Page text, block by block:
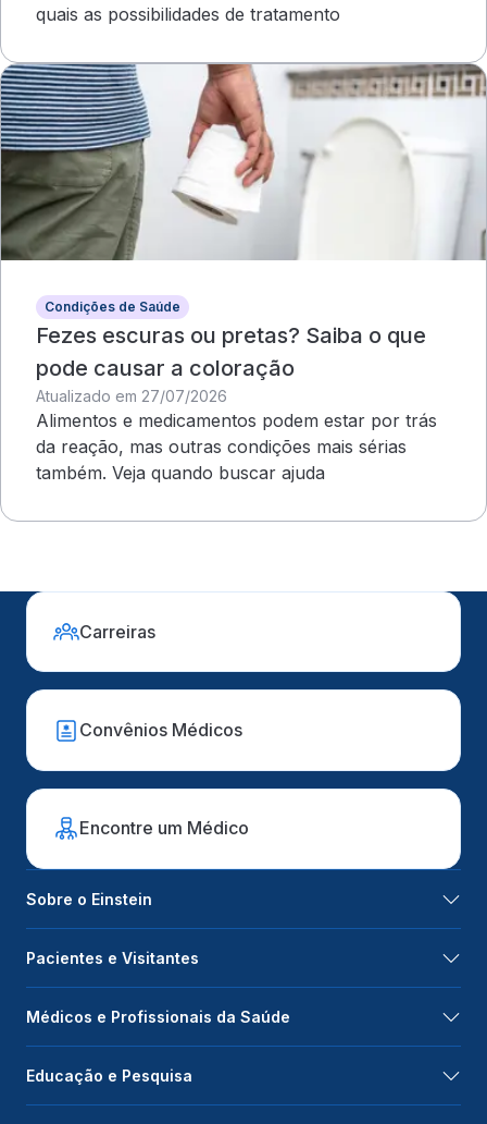
quais as possibilidades de tratamento
Condições de Saúde
Fezes escuras ou pretas? Saiba o que
pode causar a coloração
Atualizado em 27/07/2026
Alimentos e medicamentos podem estar por trás
da reação, mas outras condições mais sérias
também. Veja quando buscar ajuda
Carreiras
Convênios Médicos
Encontre um Médico
Sobre o Einstein
Pacientes e Visitantes
Médicos e Profissionais da Saúde
Educação e Pesquisa